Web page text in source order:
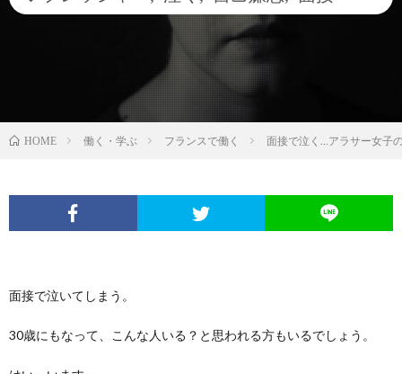
HOME 働く・学ぶ フランスで働く 面接で泣く…アラサー女子
面接で泣いてしまう。
30歳にもなって、こんな人いる？と思われる方もいるでしょう。